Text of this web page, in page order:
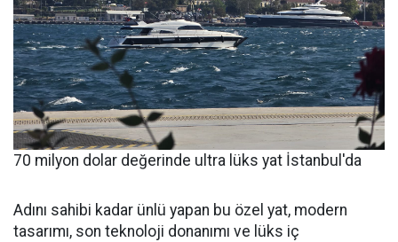
70 milyon dolar değerinde ultra lüks yat İstanbul'da
Adını sahibi kadar ünlü yapan bu özel yat, modern
tasarımı, son teknoloji donanımı ve lüks iç